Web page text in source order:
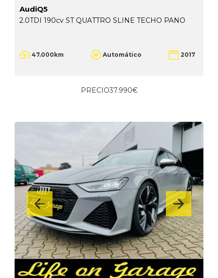
AudiQ5
2.0TDI 190cv ST QUATTRO SLINE TECHO PANO
47.000km Automático 2017
PRECIO37.990€